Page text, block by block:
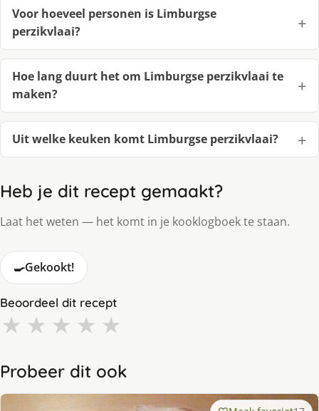
Voor hoeveel personen is Limburgse
perzikvlaai?
Hoe lang duurt het om Limburgse perzikvlaai te
maken?
Uit welke keuken komt Limburgse perzikvlaai?
Heb je dit recept gemaakt?
Laat het weten — het komt in je kooklogboek te staan.
🍳Gekookt!
Beoordeel dit recept
★ ★ ★ ★ ★
Probeer dit ook